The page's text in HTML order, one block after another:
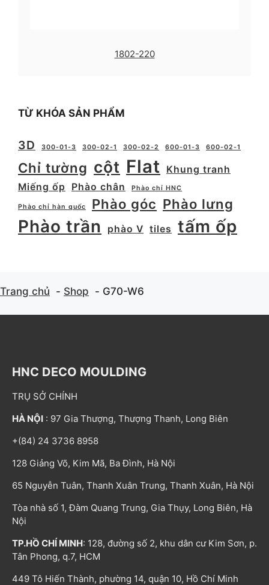
1802-220
TỪ KHÓA SẢN PHẨM
3D 300-01-3 300-02-1 300-02-2 600-01-3 600-02-1
Chỉ tường cột Flat
Khung tranh
Miếng ốp
Phào chân Phào chỉ HNC
Phào chỉ hàn quốc Phào góc Phào lưng
Phào trần phào V tiles tấm ốp
Trang chủ Shop G70-W6
HNC DECO MOULDING
TRỤ SỞ CHÍNH
HÀ NỘI : 97 Gia Thượng, Thượng Thanh, Long Biên
+(84) 24 3736 8958
128 Giảng Võ, Kim Mã, Ba Đình, Hà Nội
65 Nguyễn Tuân, Thanh Xuân Trung, Thanh Xuân, Hà Nội
Tòa nhà số 1, Đàm Quang Trung, Gia Thụy, Long Biên, Hà
Nội
TP.HỒ CHÍ MINH: 128, đường số 2, khu dân cư Kim Sơn, p.
Tân Phong, q.7, HCM
449 Tô Hiến Thành, phường 14, quận 10, Hồ Chí Minh